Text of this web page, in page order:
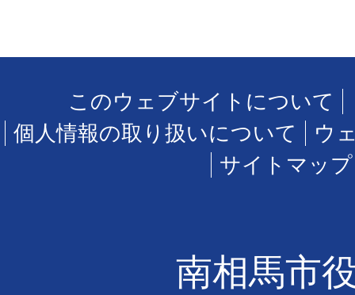
このウェブサイトについて
個人情報の取り扱いについて
ウ
サイトマップ
南相馬市